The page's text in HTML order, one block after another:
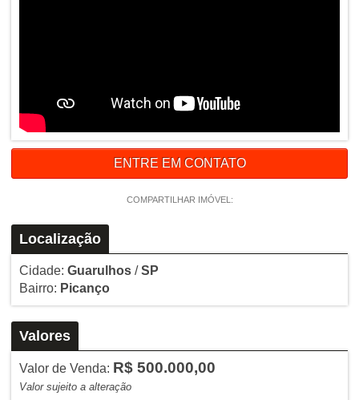
ENTRE EM CONTATO
COMPARTILHAR IMÓVEL:
Localização
Cidade: Guarulhos/SP
Bairro: Picanço
Valores
Valor de Venda: R$ 500.000,00
Valor sujeito a alteração